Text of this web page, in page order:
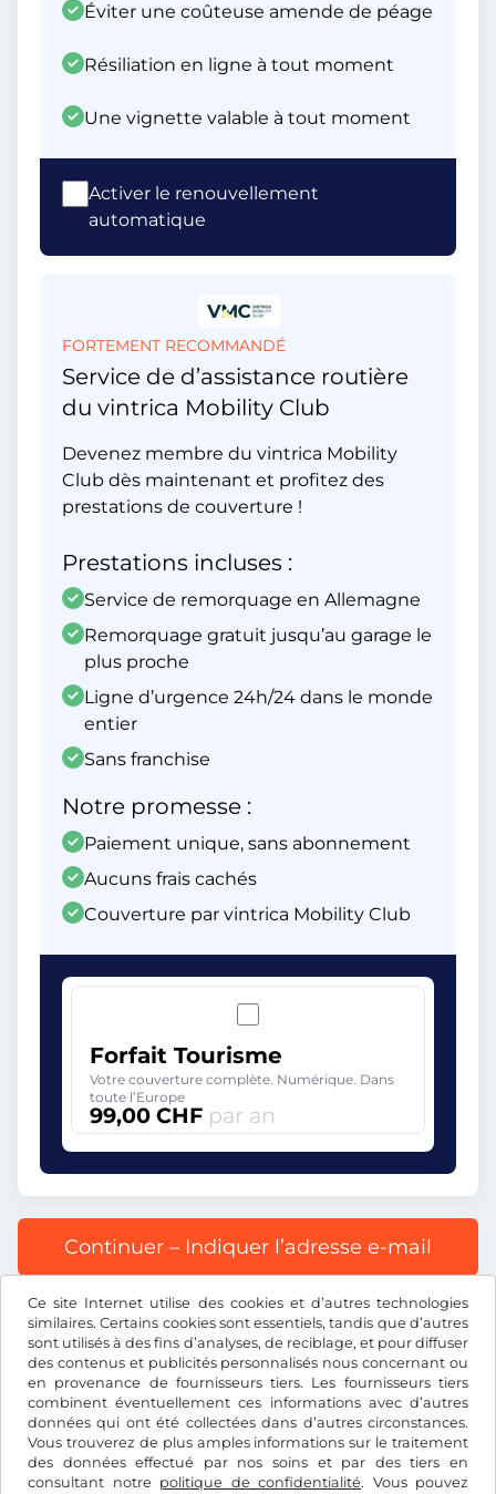
Ce site Internet utilise des cookies et d’autres technologies
similaires. Certains cookies sont essentiels, tandis que d’autres
sont utilisés à des fins d’analyses, de reciblage, et pour diffuser
des contenus et publicités personnalisés nous concernant ou
en provenance de fournisseurs tiers. Les fournisseurs tiers
combinent éventuellement ces informations avec d’autres
données qui ont été collectées dans d’autres circonstances.
Vous trouverez de plus amples informations sur le traitement
des données effectué par nos soins et par des tiers en
consultant notre politique de confidentialité. Vous pouvez
Éviter une coûteuse amende de péage
Résiliation en ligne à tout moment
Une vignette valable à tout moment
Activer le renouvellement
automatique
FORTEMENT RECOMMANDÉ
Service de d’assistance routière
du vintrica Mobility Club
Devenez membre du vintrica Mobility
Club dès maintenant et profitez des
prestations de couverture !
Prestations incluses :
Service de remorquage en Allemagne
Remorquage gratuit jusqu’au garage le
plus proche
Ligne d’urgence 24h/24 dans le monde
entier
Sans franchise
Notre promesse :
Paiement unique, sans abonnement
Aucuns frais cachés
Couverture par vintrica Mobility Club
Forfait Tourisme
Votre couverture complète. Numérique. Dans
toute l’Europe
99,00 CHF par an
Continuer – Indiquer l’adresse e-mail
Tous les prix s’entendent TVA incluse.
CHF